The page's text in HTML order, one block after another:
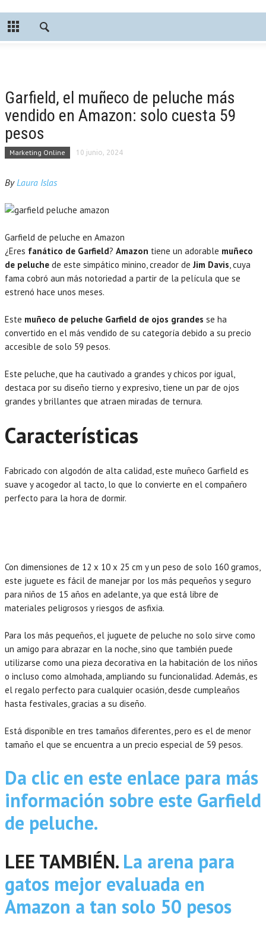
Garfield, el muñeco de peluche más
vendido en Amazon: solo cuesta 59
pesos
Marketing Online 10 junio, 2024
ByLaura Islas
Garfield de peluche en Amazon
¿Eres fanático de Garfield? Amazon tiene un adorable muñeco
de peluche de este simpático minino, creador deJim Davis, cuya
fama cobró aun más notoriedad a partir de la película que se
estrenó hace unos meses.
Este muñeco de peluche Garfield de ojos grandes se ha
convertido en el más vendido de su categoría debido a su precio
accesible de solo 59 pesos.
Este peluche, que ha cautivado a grandes y chicos por igual,
destaca por su diseño tierno y expresivo, tiene un par de ojos
grandes y brillantes que atraen miradas de ternura.
Características
Fabricado con algodón de alta calidad, este muñeco Garfield es
suave y acogedor al tacto, lo que lo convierte en el compañero
perfecto para la hora de dormir.
Con dimensiones de 12 x 10 x 25 cm y un peso de solo 160 gramos,
este juguete es fácil de manejar por los más pequeños y seguro
para niños de 15 años en adelante, ya que está libre de
materiales peligrosos y riesgos de asfixia.
Para los más pequeños, el juguete de peluche no solo sirve como
un amigo para abrazar en la noche, sino que también puede
utilizarse como una pieza decorativa en la habitación de los niños
o incluso como almohada, ampliando su funcionalidad. Además, es
el regalo perfecto para cualquier ocasión, desde cumpleaños
hasta festivales, gracias a su diseño.
Está disponible en tres tamaños diferentes, pero es el de menor
tamaño el que se encuentra a un precio especial de 59 pesos.
Da clic en este enlace para más
información sobre este Garfield
de peluche.
LEE TAMBIÉN. La arena para
gatos mejor evaluada en
Amazon a tan solo 50 pesos